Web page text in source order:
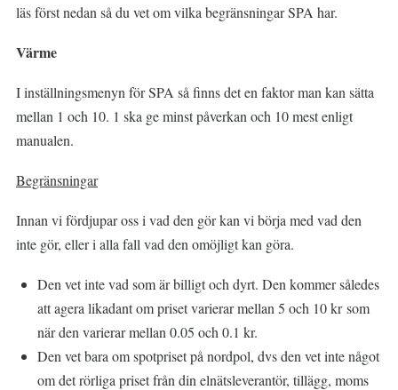
läs först nedan så du vet om vilka begränsningar SPA har.
Värme
I inställningsmenyn för SPA så finns det en faktor man kan sätta
mellan 1 och 10. 1 ska ge minst påverkan och 10 mest enligt
manualen.
Begränsningar
Innan vi fördjupar oss i vad den gör kan vi börja med vad den
inte gör, eller i alla fall vad den omöjligt kan göra.
Den vet inte vad som är billigt och dyrt. Den kommer således
att agera likadant om priset varierar mellan 5 och 10 kr som
när den varierar mellan 0.05 och 0.1 kr.
Den vet bara om spotpriset på nordpol, dvs den vet inte något
om det rörliga priset från din elnätsleverantör, tillägg, moms